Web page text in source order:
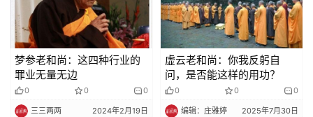
梦参老和尚：这四种行业的
罪业无量无边
0 0 0
三三两两 2024年2月19日
虚云老和尚：你我反躬自
问，是否能这样的用功？
0 0 0
编辑：庄雅婷 2025年7月30日